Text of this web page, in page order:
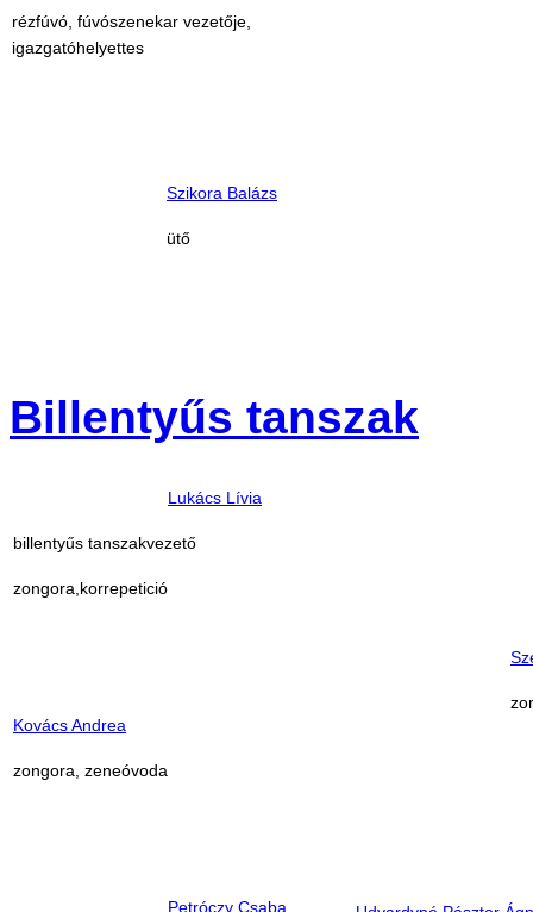
rézfúvó, fúvószenekar vezetője,
igazgatóhelyettes
Szikora Balázs
ütő
Billentyűs tanszak
Lukács Lívia
billentyűs tanszakvezető
zongora, korrepetició
Kovács Andrea
zongora, zeneóvoda
Petróczy Csaba